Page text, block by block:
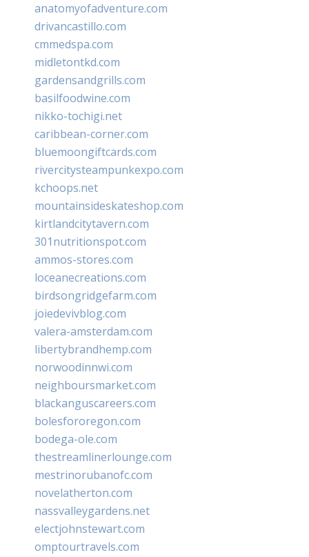
anatomyofadventure.com
drivancastillo.com
cmmedspa.com
midletontkd.com
gardensandgrills.com
basilfoodwine.com
nikko-tochigi.net
caribbean-corner.com
bluemoongiftcards.com
rivercitysteampunkexpo.com
kchoops.net
mountainsideskateshop.com
kirtlandcitytavern.com
301nutritionspot.com
ammos-stores.com
loceanecreations.com
birdsongridgefarm.com
joiedevivblog.com
valera-amsterdam.com
libertybrandhemp.com
norwoodinnwi.com
neighboursmarket.com
blackanguscareers.com
bolesfororegon.com
bodega-ole.com
thestreamlinerlounge.com
mestrinorubanofc.com
novelatherton.com
nassvalleygardens.net
electjohnstewart.com
omptourtravels.com